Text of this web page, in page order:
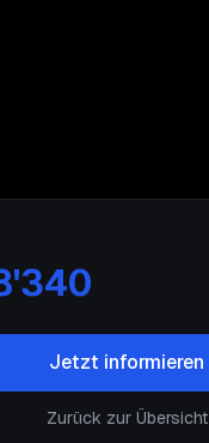
Jetzt informieren
Zurück zur Übersicht